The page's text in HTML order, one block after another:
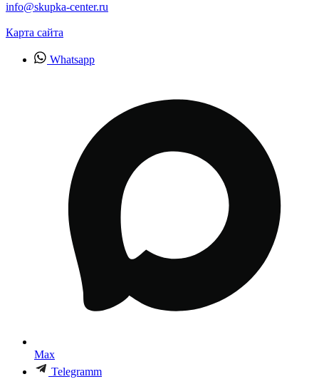
info@skupka-center.ru
Карта сайта
Whatsapp
Max
Telegramm